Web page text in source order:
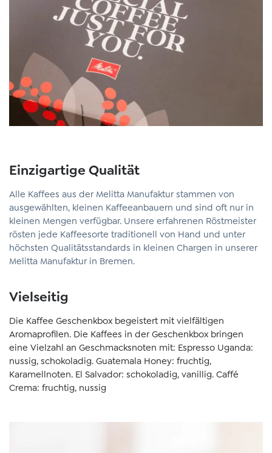
Einzigartige Qualität
Alle Kaffees aus der Melitta Manufaktur stammen von
ausgewählten, kleinen Kaffeeanbauern und sind oft nur in
kleinen Mengen verfügbar. Unsere erfahrenen Röstmeister
rösten jede Kaffeesorte traditionell von Hand und unter
höchsten Qualitätsstandards in kleinen Chargen in unserer
Melitta Manufaktur in Bremen.
Vielseitig
Die Kaffee Geschenkbox begeistert mit vielfältigen
Aromaprofilen. Die Kaffees in der Geschenkbox bringen
eine Vielzahl an Geschmacksnoten mit: Espresso Uganda:
nussig, schokoladig. Guatemala Honey: fruchtig,
Karamellnoten. El Salvador: schokoladig, vanillig. Caffé
Crema: fruchtig, nussig